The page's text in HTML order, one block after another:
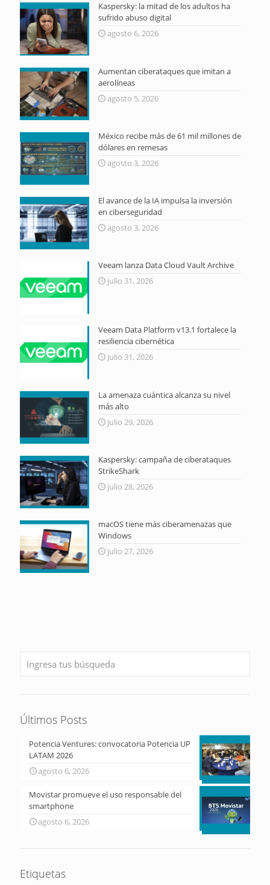
Kaspersky: la mitad de los adultos ha
sufrido abuso digital
agosto 6, 2026
Aumentan ciberataques que imitan a
aerolíneas
agosto 5, 2026
México recibe más de 61 mil millones de
dólares en remesas
agosto 3, 2026
El avance de la IA impulsa la inversión
en ciberseguridad
agosto 3, 2026
Veeam lanza Data Cloud Vault Archive
julio 31, 2026
Veeam Data Platform v13.1 fortalece la
resiliencia cibernética
julio 31, 2026
La amenaza cuántica alcanza su nivel
más alto
julio 29, 2026
Kaspersky: campaña de ciberataques
StrikeShark
julio 28, 2026
macOS tiene más ciberamenazas que
Windows
julio 27, 2026
Últimos Posts
Potencia Ventures: convocatoria Potencia UP
LATAM 2026
agosto 6, 2026
Movistar promueve el uso responsable del
smartphone
agosto 6, 2026
Etiquetas